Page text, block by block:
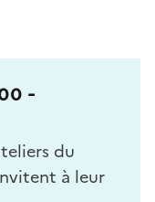
-
du
à leur